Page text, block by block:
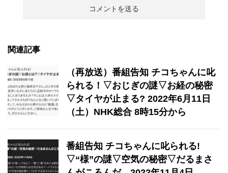
関連記事
（再放送）番組告知 チコちゃんに叱
られる！▽おじぎの謎▽お経の秘密
▽タイヤが止まる? 2022年6月11日
（土）NHK総合 8時15分から
番組告知 チコちゃんに叱られる!
▽“様”の謎▽空気の秘密▽だるまさ